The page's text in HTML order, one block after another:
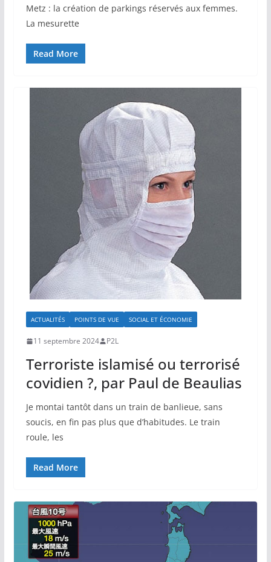
Metz : la création de parkings réservés aux femmes.
La mesurette
Read More
ACTUALITÉS POINTS DE VUE SOCIAL ET ÉCONOMIE
11 septembre 2024 P2L
Terroriste islamisé ou terrorisé
covidien ?, par Paul de Beaulias
Je montai tantôt dans un train de banlieue, sans
soucis, en fin pas plus que d’habitudes. Le train
roule, les
Read More